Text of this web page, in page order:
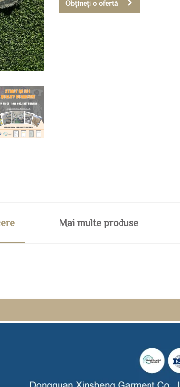
Obțineți o ofertă
Mai multe produse